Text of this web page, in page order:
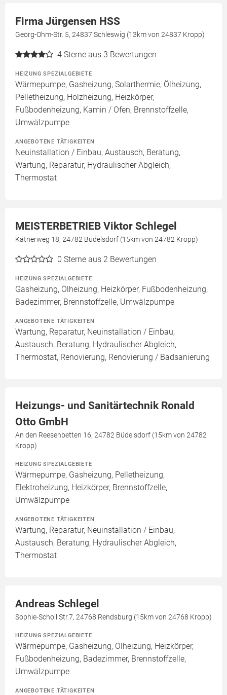
Firma Jürgensen HSS
Georg-Ohm-Str. 5, 24837 Schleswig (13km von 24837 Kropp)
4 Sterne aus 3 Bewertungen
HEIZUNG SPEZIALGEBIETE
Wärmepumpe, Gasheizung, Solarthermie, Ölheizung,
Pelletheizung, Holzheizung, Heizkörper,
Fußbodenheizung, Kamin / Ofen, Brennstoffzelle,
Umwälzpumpe
ANGEBOTENE TÄTIGKEITEN
Neuinstallation / Einbau, Austausch, Beratung,
Wartung, Reparatur, Hydraulischer Abgleich,
Thermostat
MEISTERBETRIEB Viktor Schlegel
Kätnerweg 18, 24782 Büdelsdorf (15km von 24782 Kropp)
0 Sterne aus 2 Bewertungen
HEIZUNG SPEZIALGEBIETE
Gasheizung, Ölheizung, Heizkörper, Fußbodenheizung,
Badezimmer, Brennstoffzelle, Umwälzpumpe
ANGEBOTENE TÄTIGKEITEN
Wartung, Reparatur, Neuinstallation / Einbau,
Austausch, Beratung, Hydraulischer Abgleich,
Thermostat, Renovierung, Renovierung / Badsanierung
Heizungs- und Sanitärtechnik Ronald
Otto GmbH
An den Reesenbetten 16, 24782 Büdelsdorf (15km von 24782
Kropp)
HEIZUNG SPEZIALGEBIETE
Wärmepumpe, Gasheizung, Pelletheizung,
Elektroheizung, Heizkörper, Brennstoffzelle,
Umwälzpumpe
ANGEBOTENE TÄTIGKEITEN
Wartung, Reparatur, Neuinstallation / Einbau,
Austausch, Beratung, Hydraulischer Abgleich,
Thermostat
Andreas Schlegel
Sophie-Scholl Str.7, 24768 Rendsburg (15km von 24768 Kropp)
HEIZUNG SPEZIALGEBIETE
Wärmepumpe, Gasheizung, Ölheizung, Heizkörper,
Fußbodenheizung, Badezimmer, Brennstoffzelle,
Umwälzpumpe
ANGEBOTENE TÄTIGKEITEN